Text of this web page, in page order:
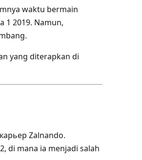
waktu bermain
1 2019. Namun,
yang diterapkan di
Zalnando.
di mana ia menjadi salah